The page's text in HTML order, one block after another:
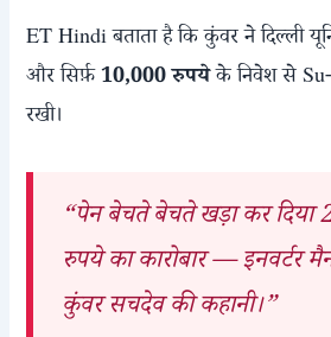
ET Hindi बताता है कि कुंवर ने दिल्ली
और सिर्फ़10,000 रुपयेके निवेश से
रखी।
“पेन बेचते बेचते खड़ा कर दिया
रुपये का कारोबार — इनवर्टर
कुंवर सचदेव की कहानी।”